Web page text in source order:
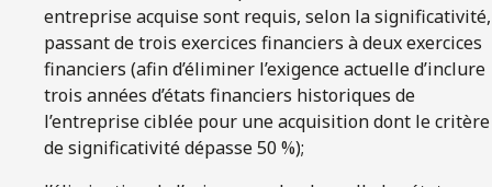
entreprise acquise sont requis, selon la significativité,
passant de trois exercices financiers à deux exercices
financiers (afin d’éliminer l’exigence actuelle d’inclure
trois années d’états financiers historiques de
l’entreprise ciblée pour une acquisition dont le critère
de significativité dépasse 50 %);